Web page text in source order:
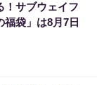
！サブウェイフ
福袋」は8月7日